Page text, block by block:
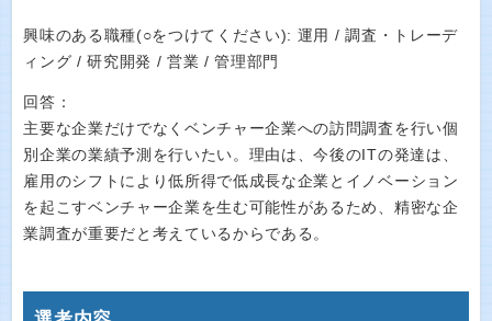
興味のある職種(○をつけてください): 運用 / 調査・トレーデ
ィング / 研究開発 / 営業 / 管理部門
回答：
主要な企業だけでなくベンチャー企業への訪問調査を行い個
別企業の業績予測を行いたい。理由は、今後のITの発達は、
雇用のシフトにより低所得で低成長な企業とイノベーション
を起こすベンチャー企業を生む可能性があるため、精密な企
業調査が重要だと考えているからである。